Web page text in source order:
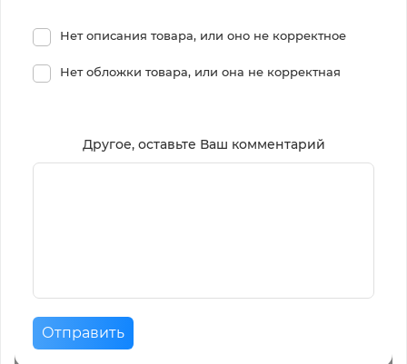
Нет описания товара, или оно не корректное
Нет обложки товара, или она не корректная
Другое, оставьте Ваш комментарий
Отправить